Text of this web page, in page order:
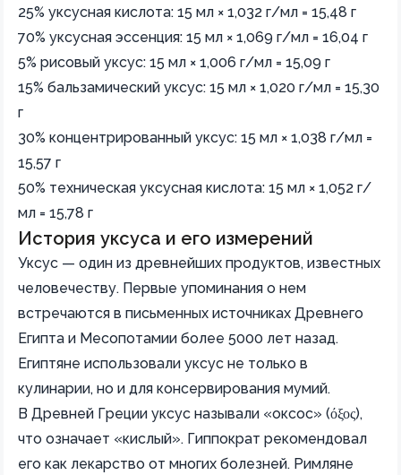
25% уксусная кислота: 15 мл × 1,032 г/мл = 15,48 г
70% уксусная эссенция: 15 мл × 1,069 г/мл = 16,04 г
5% рисовый уксус: 15 мл × 1,006 г/мл = 15,09 г
15% бальзамический уксус: 15 мл × 1,020 г/мл = 15,30
г
30% концентрированный уксус: 15 мл × 1,038 г/мл =
15,57 г
50% техническая уксусная кислота: 15 мл × 1,052 г/
мл = 15,78 г
История уксуса и его измерений
Уксус — один из древнейших продуктов, известных
человечеству. Первые упоминания о нем
встречаются в письменных источниках Древнего
Египта и Месопотамии более 5000 лет назад.
Египтяне использовали уксус не только в
кулинарии, но и для консервирования мумий.
В Древней Греции уксус называли «оксос» (όξος),
что означает «кислый». Гиппократ рекомендовал
его как лекарство от многих болезней. Римляне